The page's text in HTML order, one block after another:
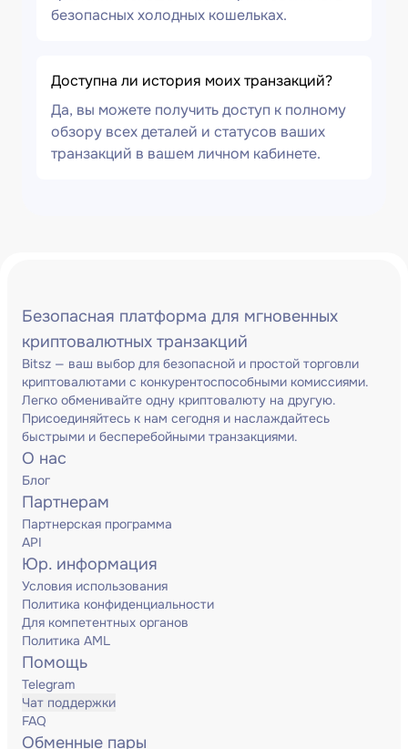
безопасных холодных кошельках.
Доступна ли история моих транзакций?
Да, вы можете получить доступ к полному
обзору всех деталей и статусов ваших
транзакций в вашем личном кабинете.
Безопасная платформа для мгновенных
криптовалютных транзакций
Bitsz — ваш выбор для безопасной и простой торговли
криптовалютами с конкурентоспособными комиссиями.
Легко обменивайте одну криптовалюту на другую.
Присоединяйтесь к нам сегодня и наслаждайтесь
быстрыми и бесперебойными транзакциями.
О нас
Блог
Партнерам
Партнерская программа
API
Юр. информация
Условия использования
Политика конфиденциальности
Для компетентных органов
Политика AML
Помощь
Telegram
Чат поддержки
FAQ
Обменные пары